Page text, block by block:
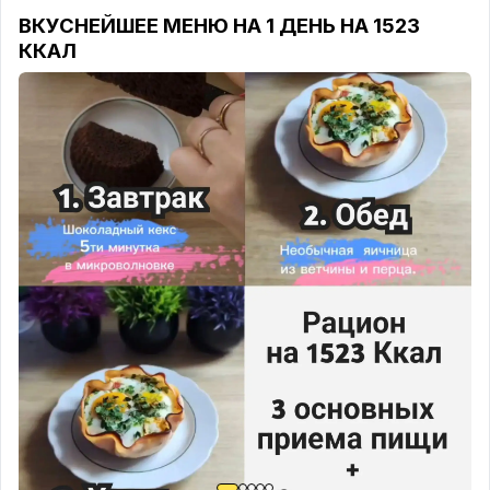
🟢Сливки 10% 50 мл.;
🟢Сушёный чеснок по вкусу;
🟢Перец чёрный молотый по вкусу;🟢Соль по
вкусу;
4️⃣ПЕРЕКУС:
ТВОРОЖНЫЙ МУСС
📊КБЖУ перекуса: 116 Ккал 9/5.2/7.75
Ингредиенты:
🟢Творог мягкий 5% 100 гр;
🟢Ягоды 50 гр;
🟢Сахарозаменитель по желанию;
Ягоды разморозить и размять вилкой. Добавить к
творогу, можно добавить сахарозаменитель.
5️⃣УЖИН
ВКУСНЕЙШЕЕ МЕНЮ НА 1 ДЕНЬ НА 1523
ККАЛ